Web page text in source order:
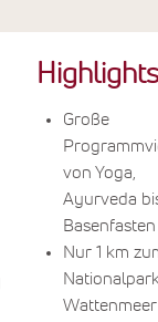
Highlights
Große
von Yoga,
Ayurveda
Basenfasten
Nur 1 km
Nationalpark
Wattenmeer